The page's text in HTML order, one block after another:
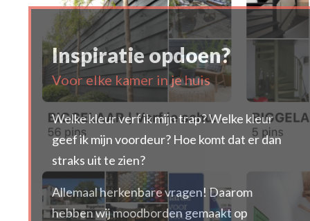
Inspiratie opdoen?
Voor elke kamer in je huis
Welke kleur verf ik mijn trap? Welke kleur
geef ik mijn voordeur? Hoe komt dat er dan
straks uit te zien?
Allemaal herkenbare vragen! Daarom
hebben wij moodborden gemaakt op